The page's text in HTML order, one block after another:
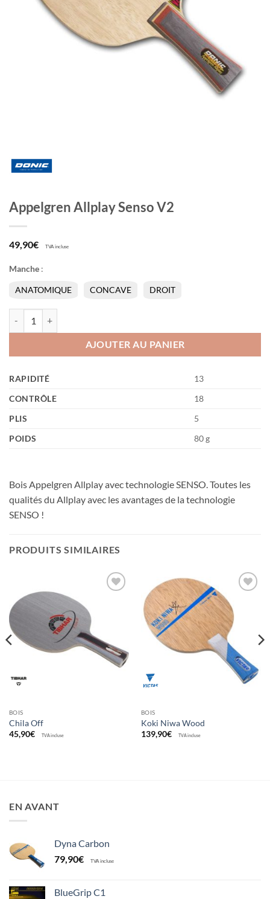
Appelgren Allplay Senso V2
49,90€ TVA incluse
Manche :
ANATOMIQUE CONCAVE DROIT
AJOUTER AU PANIER
RAPIDITÉ
13
CONTRÔLE
18
PLIS
5
POIDS
80 g
Bois Appelgren Allplay avec technologie SENSO. Toutes les
qualités du Allplay avec les avantages de la technologie
SENSO !
PRODUITS SIMILAIRES
BOIS
Chila Off
45,90€ TVA incluse
souhaits
BOIS
Koki Niwa Wood
139,90€ TVA incluse
EN AVANT
Dyna Carbon
79,90€ TVA incluse
BlueGrip C1